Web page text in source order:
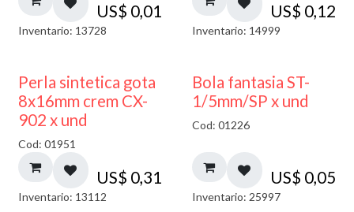
US$ 0,01
Inventario: 13728
US$ 0,12
Inventario: 14999
Perla sintetica gota
8x16mm crem CX-
902 x und
Cod: 01951
US$ 0,31
Inventario: 13112
Bola fantasia ST-
1/5mm/SP x und
Cod: 01226
US$ 0,05
Inventario: 25997